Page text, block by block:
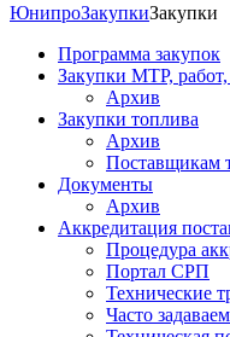
ЮнипроЗакупкиЗакупки
Программа закупок
Закупки МТР, работ,
Архив
Закупки топлива
Архив
Поставщикам
Документы
Архив
Аккредитация
Процедура
Портал СРП
Технические
Часто